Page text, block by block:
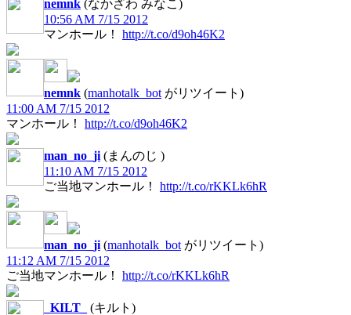
nemnk (なかざわ みなこ)
10:56 AM 7/15 2012
マンホール！ http://t.co/d9oh46K2
nemnk (manhotalk_bot がリツイート)
11:00 AM 7/15 2012
マンホール！ http://t.co/d9oh46K2
man_no_ji (まんのじ )
11:10 AM 7/15 2012
ご当地マンホール！ http://t.co/rKKLk6hR
man_no_ji (manhotalk_bot がリツイート)
11:12 AM 7/15 2012
ご当地マンホール！ http://t.co/rKKLk6hR
_KILT_
(キルト)